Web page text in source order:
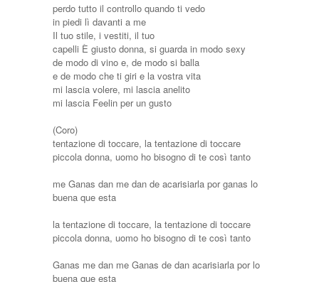
perdo tutto il controllo quando ti vedo
in piedi lì davanti a me
Il tuo stile, i vestiti, il tuo
capelli È giusto donna, si guarda in modo sexy
de modo di vino e, de modo si balla
e de modo che ti giri e la vostra vita
mi lascia volere, mi lascia anelito
mi lascia Feelin per un gusto
(Coro)
tentazione di toccare, la tentazione di toccare
piccola donna, uomo ho bisogno di te così tanto
me Ganas dan me dan de acarisiarla por ganas lo
buena que esta
la tentazione di toccare, la tentazione di toccare
piccola donna, uomo ho bisogno di te così tanto
Ganas me dan me Ganas de dan acarisiarla por lo
buena que esta